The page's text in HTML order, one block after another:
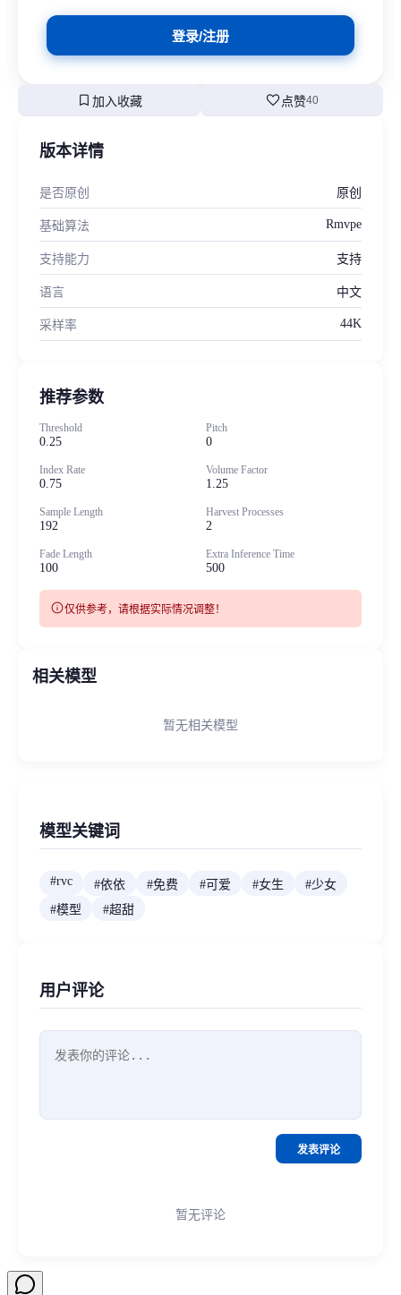
登录/注册
bookmark 加入收藏 favorite 点赞40
版本详情
是否原创 原创
基础算法 Rmvpe
支持能力 支持
语言 中文
采样率 44K
推荐参数
Threshold
0.25
Pitch
0
Index Rate
0.75
Volume Factor
1.25
Sample Length
192
Harvest Processes
2
Fade Length
100
Extra Inference Time
500
info仅供参考，请根据实际情况调整！
相关模型
暂无相关模型
模型关键词
#rvc #依依 #免费 #可爱 #女生 #少女
#模型 #超甜
用户评论
发表评论
暂无评论